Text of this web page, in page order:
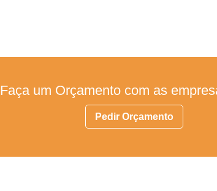
Faça um Orçamento com as
Pedir Orçamento